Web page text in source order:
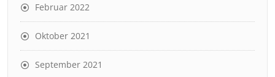
Februar 2022
Oktober 2021
September 2021